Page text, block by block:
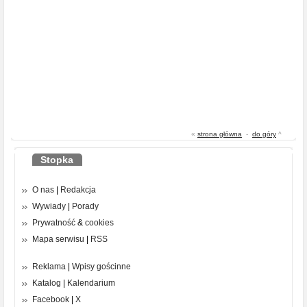
« strona główna - do góry ^
Stopka
O nas | Redakcja
Wywiady | Porady
Prywatność & cookies
Mapa serwisu | RSS
Reklama | Wpisy gościnne
Katalog | Kalendarium
Facebook | X